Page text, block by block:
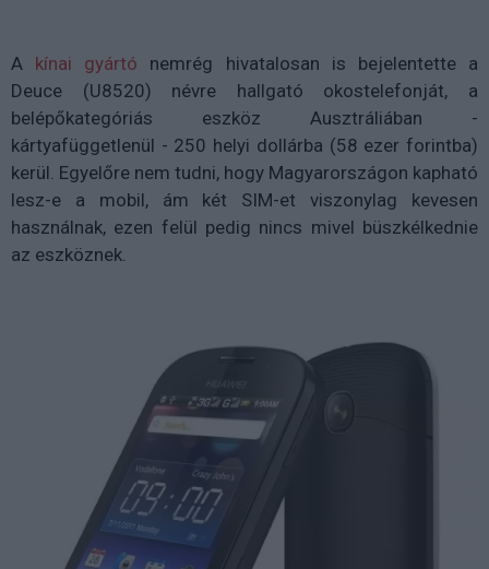
A kínai gyártó nemrég hivatalosan is bejelentette a
Deuce (U8520) névre hallgató okostelefonját, a
belépőkategóriás eszköz Ausztráliában -
kártyafüggetlenül - 250 helyi dollárba (58 ezer forintba)
kerül. Egyelőre nem tudni, hogy Magyarországon kapható
lesz-e a mobil, ám két SIM-et viszonylag kevesen
használnak, ezen felül pedig nincs mivel büszkélkednie
az eszköznek.